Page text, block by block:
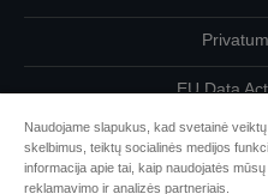
EU Data
Susisiekite su
Cookie
Naudojame slapukus, kad svetainė
skelbimus, teiktų socialinės medijos
informacija apie tai, kaip naudojatės
reklamavimo ir analizės partneriais.